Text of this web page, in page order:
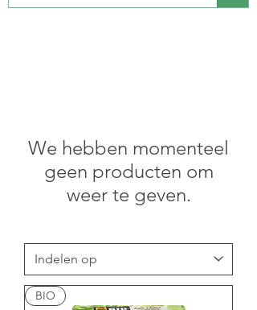
We hebben momenteel
geen producten om
weer te geven.
BIO